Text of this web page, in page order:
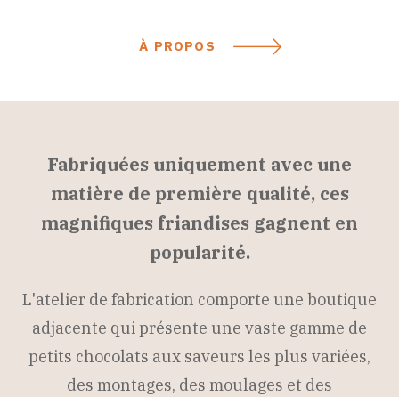
À PROPOS
Fabriquées uniquement avec une
matière de première qualité, ces
magnifiques friandises gagnent en
popularité.
L'atelier de fabrication comporte une boutique
adjacente qui présente une vaste gamme de
petits chocolats aux saveurs les plus variées,
des montages, des moulages et des